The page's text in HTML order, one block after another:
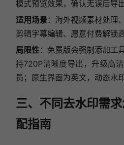
模式预览效果，确认无误后导出
适用场景：海外视频素材处理
剪辑字幕编辑、愿意付费解锁
局限性：免费版会强制添加工
持720P清晰度导出，升级高
员；原生界面为英文，动态水
三、不同去水印需
配指南